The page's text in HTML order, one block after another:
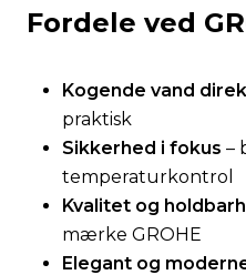
Fordele ved
Kogende vand
praktisk
Sikkerhed i fokus –
temperaturkontrol
Kvalitet og
mærke GROHE
Elegant og